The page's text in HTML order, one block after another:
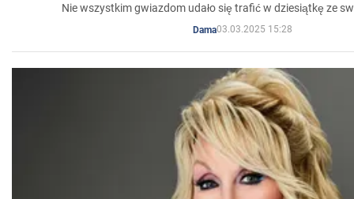
Nie wszystkim gwiazdom udało się trafić w dziesiątkę ze
Dama03.03.2025 15:28